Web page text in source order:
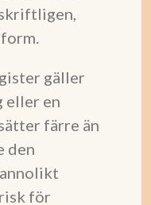
gäller
eller en
färre än
den
för